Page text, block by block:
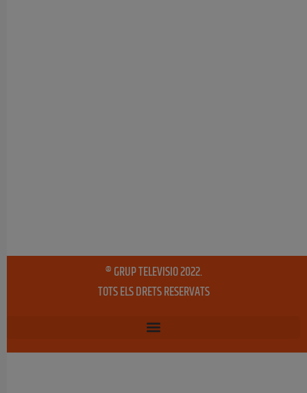
® GRUP TELEVISIO 2022.
TOTS ELS DRETS RESERVATS